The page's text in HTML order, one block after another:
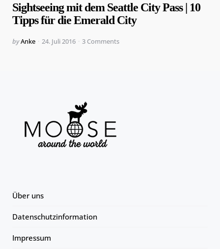
Sightseeing mit dem Seattle City Pass | 10
Tipps für die Emerald City
Posted
byAnke 24. Juli 2016 3 Comments
Über uns
Datenschutzinformation
Impressum